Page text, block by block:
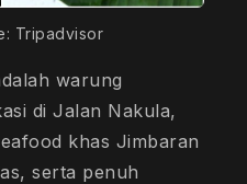
Tripadvisor
warung
di Jalan Nakula,
khas Jimbaran
serta penuh